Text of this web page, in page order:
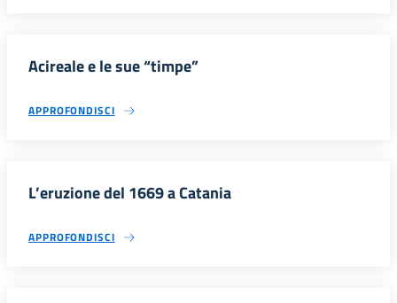
Acireale e le sue “timpe”
APPROFONDISCI
L’eruzione del 1669 a Catania
APPROFONDISCI